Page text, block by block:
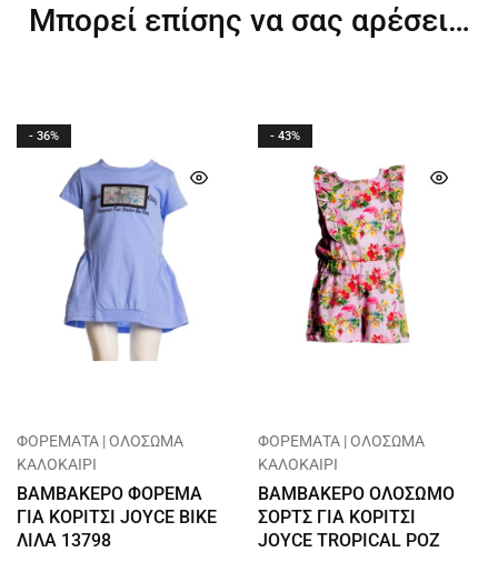
Μπορεί επίσης να σας αρέσει…
- 36%
ΦΟΡΕΜΑΤΑ | ΟΛΟΣΩΜΑ
ΚΑΛΟΚΑΙΡΙ
ΒΑΜΒΑΚΕΡΟ ΦΟΡΕΜΑ
ΓΙΑ ΚΟΡΙΤΣΙ JOYCE BIKE
ΛΙΛΑ 13798
- 43%
ΦΟΡΕΜΑΤΑ | ΟΛΟΣΩΜΑ
ΚΑΛΟΚΑΙΡΙ
ΒΑΜΒΑΚΕΡΟ ΟΛΟΣΩΜΟ
ΣΟΡΤΣ ΓΙΑ ΚΟΡΙΤΣΙ
JOYCE TROPICAL ΡΟΖ